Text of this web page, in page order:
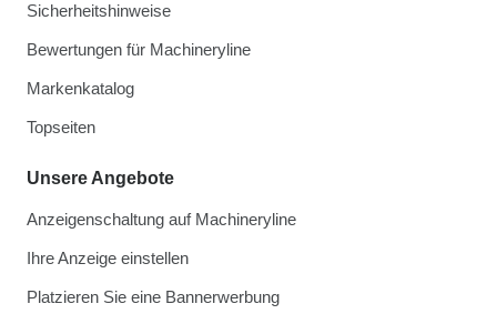
Sicherheitshinweise
Bewertungen für Machineryline
Markenkatalog
Topseiten
Unsere Angebote
Anzeigenschaltung auf Machineryline
Ihre Anzeige einstellen
Platzieren Sie eine Bannerwerbung